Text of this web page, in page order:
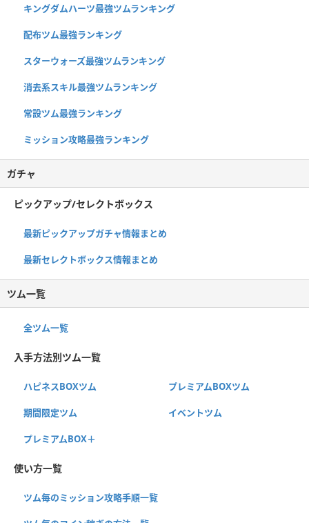
キングダムハーツ最強ツムランキング
配布ツム最強ランキング
スターウォーズ最強ツムランキング
消去系スキル最強ツムランキング
常設ツム最強ランキング
ミッション攻略最強ランキング
ガチャ
ピックアップ/セレクトボックス
最新ピックアップガチャ情報まとめ
最新セレクトボックス情報まとめ
ツム一覧
全ツム一覧
入手方法別ツム一覧
ハピネスBOXツム プレミアムBOXツム
期間限定ツム イベントツム
プレミアムBOX＋
使い方一覧
ツム毎のミッション攻略手順一覧